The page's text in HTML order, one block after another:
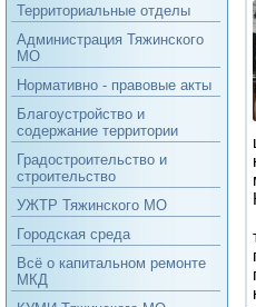
Территориальные отделы
Администрация Тяжинского
МО
Нормативно - правовые акты
Благоустройство и
содержание территории
Градостроительство и
строительство
УЖТР Тяжинского МО
Городская среда
Всё о капитальном ремонте
МКД